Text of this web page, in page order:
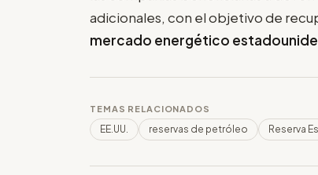
adicionales, con el objetivo de
mercado energético
TEMAS RELACIONADOS
EE.UU. reservas de petróleo Reserva